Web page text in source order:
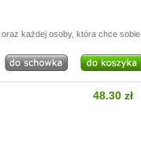
każdej osoby, która chce sobie
48.30 zł